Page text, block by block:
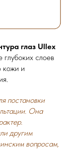
глаз Ullex
глубоких слоев
кожи и
постановки
Она
другим
вопросам,